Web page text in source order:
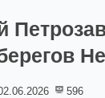
596